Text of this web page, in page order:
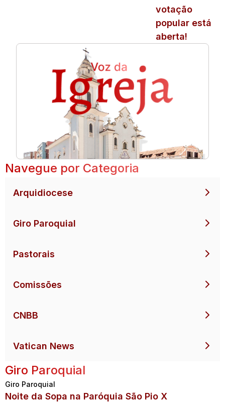
votação
popular está
aberta!
Navegue por Categoria
Arquidiocese
Giro Paroquial
Pastorais
Comissões
CNBB
Vatican News
Giro Paroquial
Giro Paroquial
Noite da Sopa na Paróquia São Pio X